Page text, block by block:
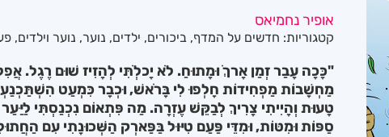
מבוסס על
דירוגים של
אופיר נחמיאס
קטגוריות: חדשים על המדף, ביכורים, ילדים, נוער, נוער וילדים,
"כָּכָה עָבַר זְמַן אָרךְֹ וּמָתוּחַ. לֹא יָכלְֹתִּי לְהָזִיז שׁוּם רֶגֶל.
מַחְשָׁבוֹת מַפְחִידוֹת חָלְפוּ לִי בָּרֹאשׁ, וּכְבָר כִּמְעַט
טָעוּת וְהָיִיתִי צָרִיךְ לְבַקֵּשׁ עֶזְרָה. מַה פִּתְאוֹם נִכְנַסְתִּי
סַפּוֹת וּמִטּוֹת, וּמִדֵּי פַּעַם טִיּוּל בַּפַּארְק הַשְּׁכוּנָתִי עִם